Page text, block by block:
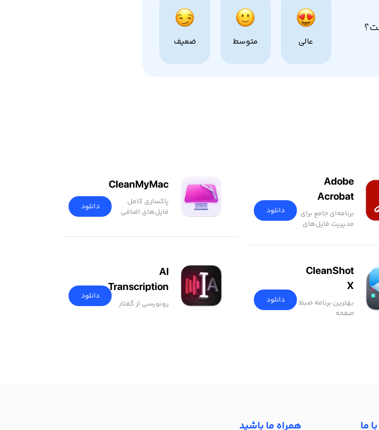
عالی متوسط ضعیف
Adobe
Acrobat
برنامه‌ای جامع برای
مدیریت فایل‌های
دانلود
CleanMyMac
پاکسازی کامل
فایل‌های اضافی
دانلود
CleanShot
X
بهترین برنامه ضبط
صفحه
دانلود
AI
Transcription
رونویسی از گفتار
دانلود
ما همراه ما باشید